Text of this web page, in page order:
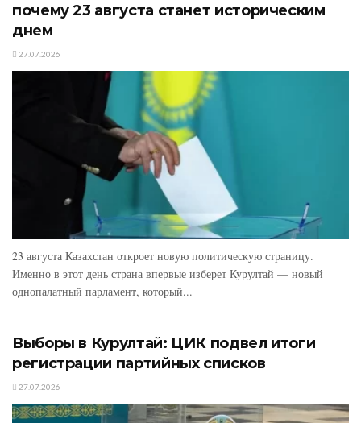
почему 23 августа станет историческим
днем
27.07.2026
23 августа Казахстан откроет новую политическую страницу.
Именно в этот день страна впервые изберет Курултай — новый
однопалатный парламент, который...
Выборы в Курултай: ЦИК подвел итоги
регистрации партийных списков
27.07.2026